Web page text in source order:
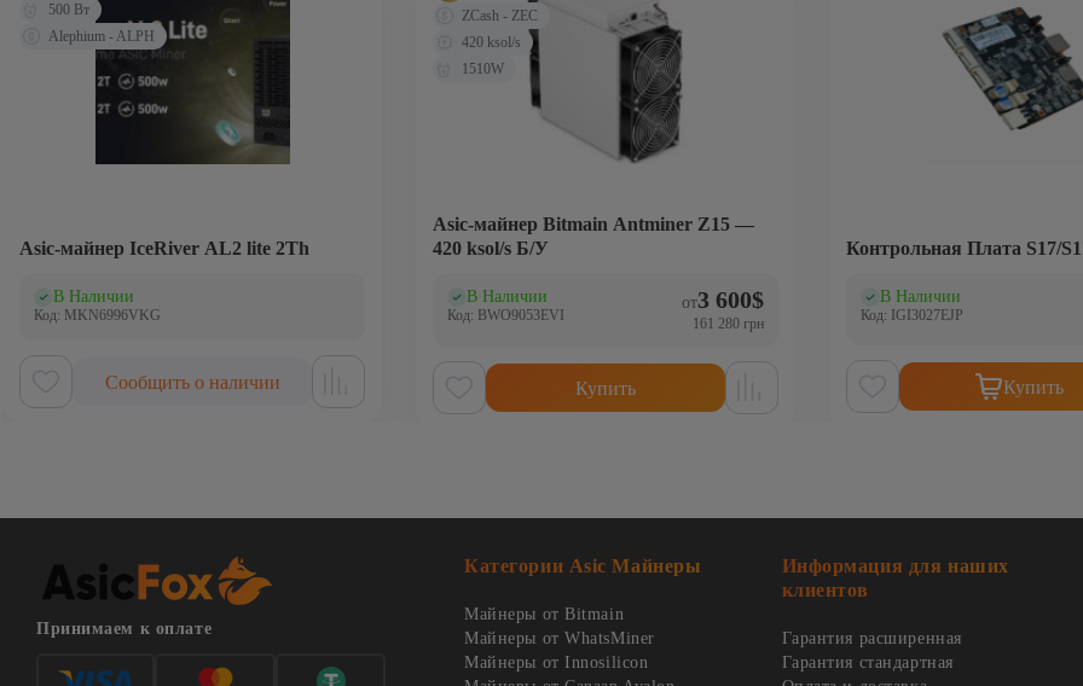
Asic-майнер IceRiver AL2 lite 2Th
500 Вт
Alephium - ALPH
В Наличии
(0)
Код: MKN6996VKG
Сообщить о наличии
Аsic-майнер Bitmain Antminer Z15 —
420 ksol/s Б/У
ZCash - ZEC
420 ksol/s
1510W
В Наличии
(0)
Код: BWO9053EVI
от3 600$
161 280 грн
Купить
Контрольная Плата S17/
В Наличии
(0)
Код: IGI3027EJP
Купить
Принимаем к оплате
Категории Asic Майнеры
Майнеры от Bitmain
Майнеры от WhatsMiner
Майнеры от Innosilicon
Информация для наших
клиентов
Гарантия расширенная
Гарантия стандартная